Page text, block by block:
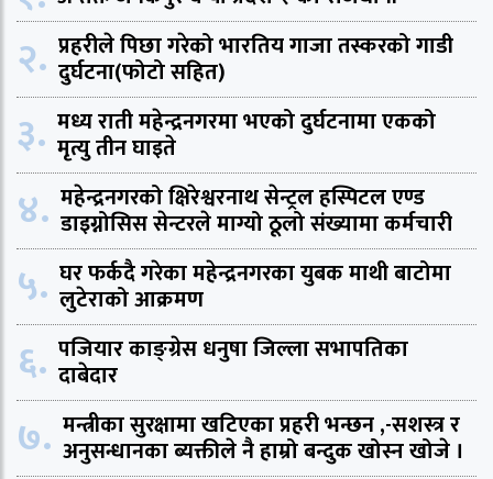
२. प्रहरीले पिछा गरेको भारतिय गाजा तस्करको गाडी
दुर्घटना(फोटो सहित)
३. मध्य राती महेन्द्रनगरमा भएको दुर्घटनामा एकको
मृत्यु तीन घाइते
४. महेन्द्रनगरको क्षिरेश्वरनाथ सेन्ट्रल हस्पिटल एण्ड
डाइग्नोसिस सेन्टरले माग्यो ठूलो संख्यामा कर्मचारी
५. घर फर्कदै गरेका महेन्द्रनगरका युबक माथी बाटोमा
लुटेराको आक्रमण
६. पजियार काङ्ग्रेस धनुषा जिल्ला सभापतिका
दाबेदार
७. मन्त्रीका सुरक्षामा खटिएका प्रहरी भन्छन ,-सशस्त्र र
अनुसन्धानका ब्यक्तीले नै हाम्रो बन्दुक खोस्न खोजे ।